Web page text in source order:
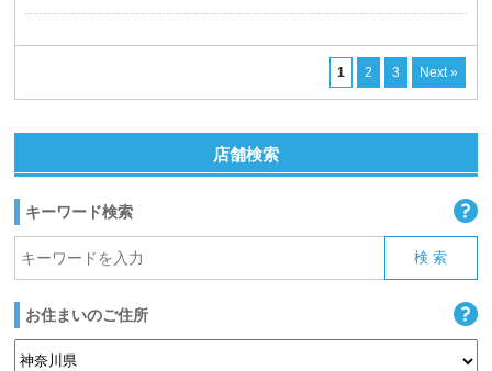
1 2 3 Next »
店舗検索
キーワード検索
お住まいのご住所